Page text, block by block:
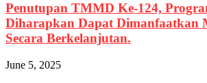
Penutupan TMMD Ke-124,
Diharapkan Dapat Dimanfaatkan
Secara Berkelanjutan.
June 5, 2025